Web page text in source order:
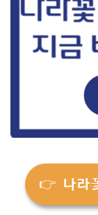
👉 나라